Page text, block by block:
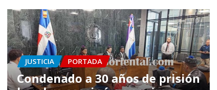
JUSTICIA PORTADA
Defensa Pública logra la
libertad de 13 personas